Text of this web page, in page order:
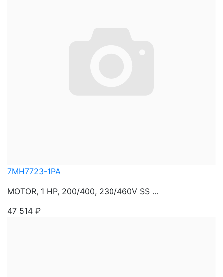
7MH7723-1PA
MOTOR, 1 HP, 200/400, 230/460V SS ...
47 514 ₽